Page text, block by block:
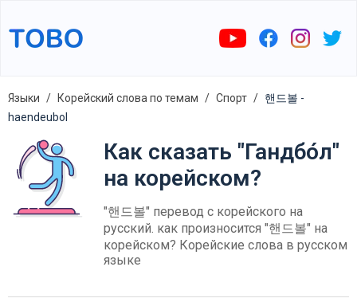
Языки Корейский слова по темам Спорт
핸드볼 -
haendeubol
Как сказать "Гандбо́л"
на корейском?
"핸드볼" перевод с корейского на
русский. как произносится "핸드볼" на
корейском? Корейские слова в русском
языке